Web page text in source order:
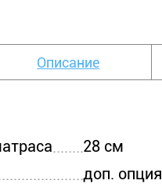
Описание
28 см
доп. опция